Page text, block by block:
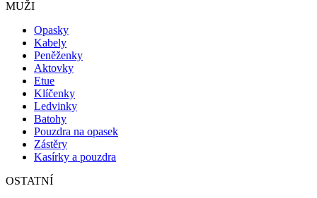
MUŽI
Opasky
Kabely
Peněženky
Aktovky
Etue
Klíčenky
Ledvinky
Batohy
Pouzdra na opasek
Zástěry
Kasírky a pouzdra
OSTATNÍ